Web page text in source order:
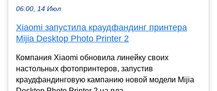
06:00, 14 Июл
Xiaomi запустила краудфандинг принтера
Mijia Desktop Photo Printer 2
Компания Xiaomi обновила линейку своих
настольных фотопринтеров, запустив
краудфандинговую кампанию новой модели Mijia